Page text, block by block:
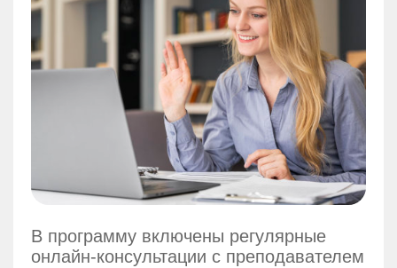
В программу включены регулярные
онлайн-консультации с преподавателем